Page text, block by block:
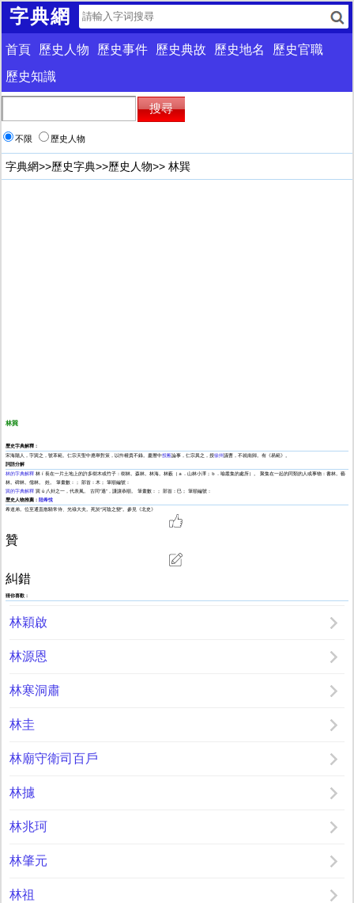
字典網
首頁 歷史人物 歷史事件 歷史典故 歷史地名
歷史官職
歷史知識
不限 歷史人物
字典網>>歷史字典>>歷史人物>> 林巽
林巽
歷史字典解釋：
宋海陽人，字巽之，號革範。仁宗天聖中應舉對策，以忤權貴不錄。慶曆中投匭論事，仁宗異之，授徐州 議曹，不就南歸。有《易範》。
詞語分解
林的字典解釋 林 í 長在一片土地上的許多樹木或竹子：樹林。森林。林海。林藪（ａ．山林小澤；ｂ．喻叢集的處所）。 聚集在一起的同類的人或事物：書林。藝
林。碑林。儒林。 姓。 筆畫數：； 部首：木； 筆順編號：
巽的字典解釋 巽 ù 八卦之一，代表風。 古同“遜”，謙讓恭順。 筆畫數：； 部首：巳； 筆順編號：
歷史人物推薦： 陸希悅
希道弟。位至通直散騎常侍、光祿大夫。死於“河陰之變”。參見《北史》
贊
糾錯
猜你喜歡：
林穎啟
林源恩
林寒洞肅
林圭
林廟守衛司百戶
林攄
林兆珂
林肇元
林祖